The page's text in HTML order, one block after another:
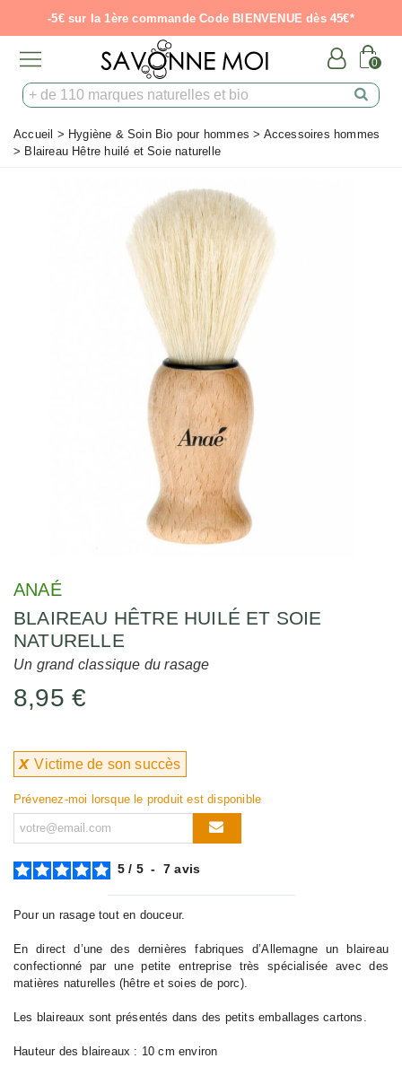
-5€ sur la 1ère commande Code BIENVENUE dès 45€*
0
Accueil > Hygiène & Soin Bio pour hommes > Accessoires hommes
> Blaireau Hêtre huilé et Soie naturelle
ANAÉ
BLAIREAU HÊTRE HUILÉ ET SOIE
NATURELLE
Un grand classique du rasage
8,95 €
xVictime de son succès
Prévenez-moi lorsque le produit est disponible
5 / 5 - 7avis
Pour un rasage tout en douceur.
En direct d’une des dernières fabriques d’Allemagne un blaireau
confectionné par une petite entreprise très spécialisée avec des
matières naturelles (hêtre et soies de porc).
Les blaireaux sont présentés dans des petits emballages cartons.
Hauteur des blaireaux : 10 cm environ